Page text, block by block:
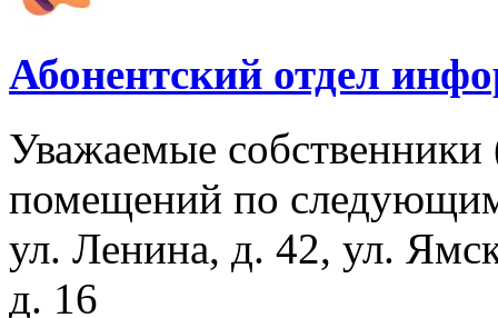
Абонентский отдел
Уважаемые
помещений по
ул. Ленина, д. 42, ул.
д. 16